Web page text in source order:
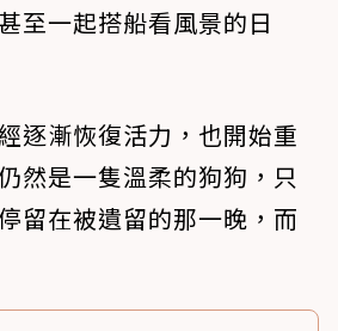
至一起搭船看風景的日
逐漸恢復活力，也開始重
然是一隻溫柔的狗狗，只
留在被遺留的那一晚，而